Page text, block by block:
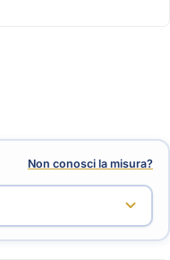
Non conosci la misura?